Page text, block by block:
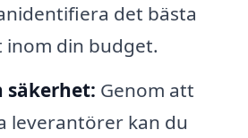
det bästa
din budget.
säkerhet: Genom att
leverantörer kan du